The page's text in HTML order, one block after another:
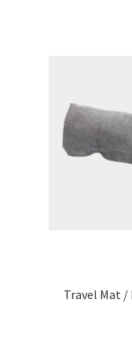
Travel Mat